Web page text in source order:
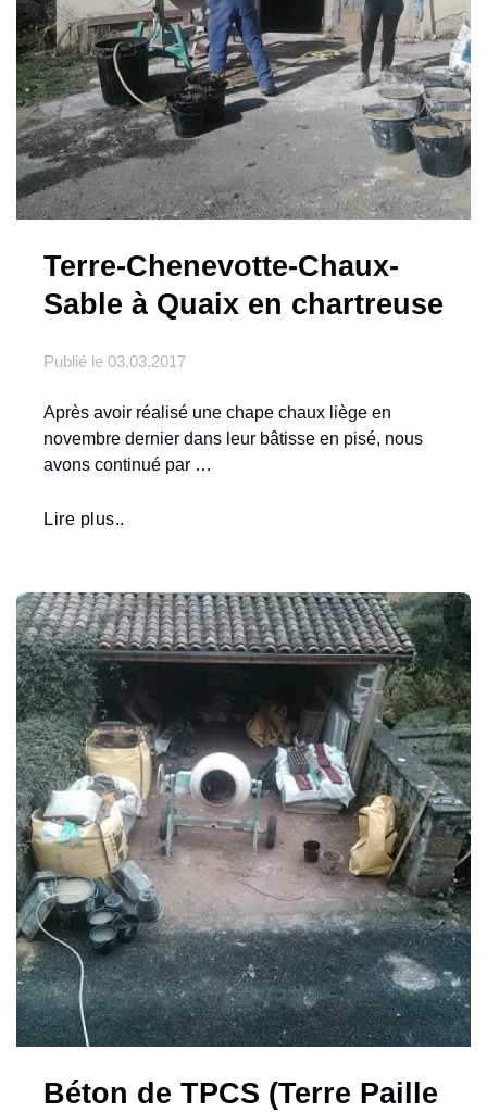
Terre-Chenevotte-Chaux-
Sable à Quaix en chartreuse
Publié le 03.03.2017
Après avoir réalisé une chape chaux liège en
novembre dernier dans leur bâtisse en pisé, nous
avons continué par …
Lire plus..
Béton de TPCS (Terre Paille